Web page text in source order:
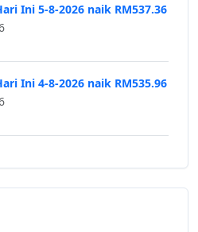
Ini 5-8-2026 naik RM537.36
Ini 4-8-2026 naik RM535.96